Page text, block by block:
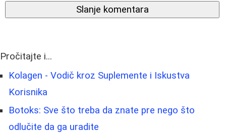
Slanje komentara
Pročitajte i...
Kolagen - Vodič kroz Suplemente i Iskustva
Korisnika
Botoks: Sve što treba da znate pre nego što
odlučite da ga uradite